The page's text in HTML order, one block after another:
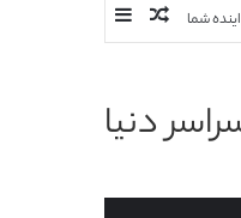
نوشته
شما
دنیا